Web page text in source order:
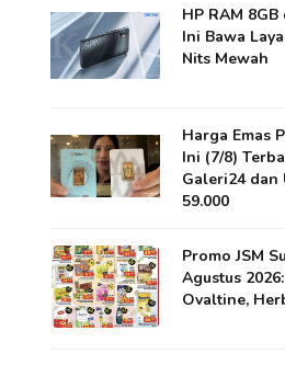
HP RAM
Ini Bawa
Nits Mewah
Harga Emas
Ini (7/8)
Galeri24 dan
59.000
Promo JSM
Agustus
Ovaltine,